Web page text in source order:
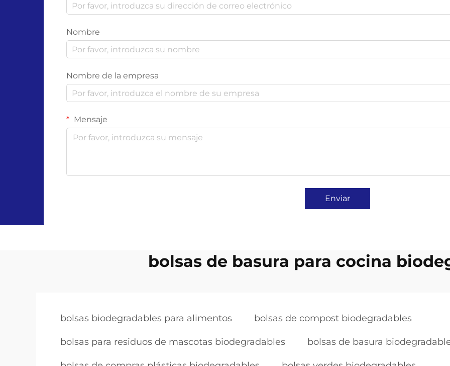
Nombre
Nombre de la empresa
Mensaje
Enviar
bolsas de basura para cocina
bolsas biodegradables para alimentos bolsas de compost biodegradables
bolsas para residuos de mascotas biodegradables bolsas de basura